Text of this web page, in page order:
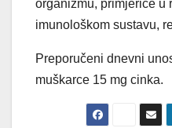
organizmu, primjerice u
imunološkom sustavu,
Preporučeni dnevni
muškarce 15 mg cinka.